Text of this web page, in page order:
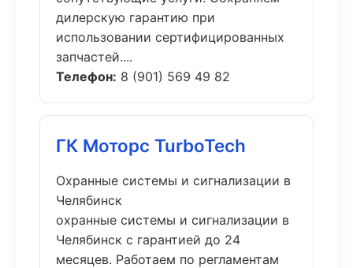
дилерскую гарантию при
использовании сертифицированных
запчастей....
Телефон: 8 (901) 569 49 82
ГК Моторс TurboTech
Охранные системы и сигнализации в
Челябинск
охранные системы и сигнализации в
Челябинск с гарантией до 24
месяцев. Работаем по регламентам